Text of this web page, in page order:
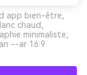
app bien-être,
chaud,
minimaliste,
--ar 16:9